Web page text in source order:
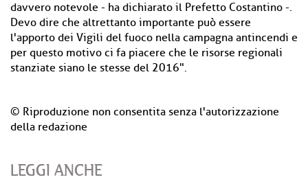
davvero notevole - ha dichiarato il Prefetto Costantino -.
Devo dire che altrettanto importante può essere
l'apporto dei Vigili del fuoco nella campagna antincendi e
per questo motivo ci fa piacere che le risorse regionali
stanziate siano le stesse del 2016".
© Riproduzione non consentita senza l'autorizzazione
della redazione
LEGGI ANCHE